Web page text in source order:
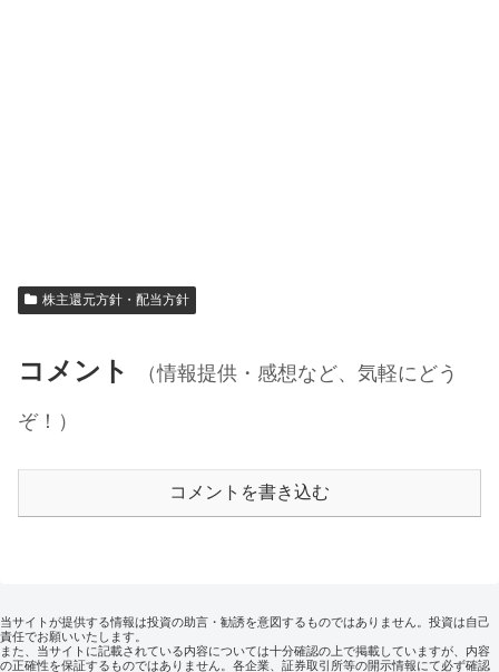
株主還元方針・配当方針
コメント
（情報提供・感想など、気軽にどう
ぞ！）
コメントを書き込む
当サイトが提供する情報は投資の助言・勧誘を意図するものではありません。投資は自己
責任でお願いいたします。
また、当サイトに記載されている内容については十分確認の上で掲載していますが、内容
の正確性を保証するものではありません。各企業、証券取引所等の開示情報にて必ず確認